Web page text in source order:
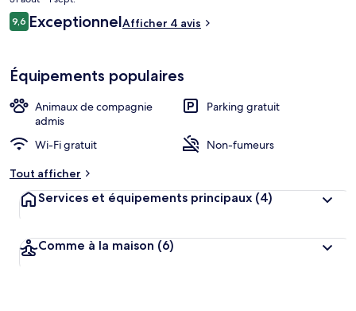
est
de
Avis
voyageurs
9,69,6 sur 10
ExceptionnelAfficher 4 avis
Équipements populaires
Animaux de compagnie
admis
Parking gratuit
Wi-Fi gratuit
Non-fumeurs
Tout afficher
Services et équipements principaux (4)
Comme à la maison (6)